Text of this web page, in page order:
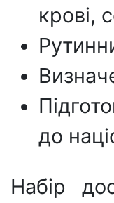
крові,
до
Набір